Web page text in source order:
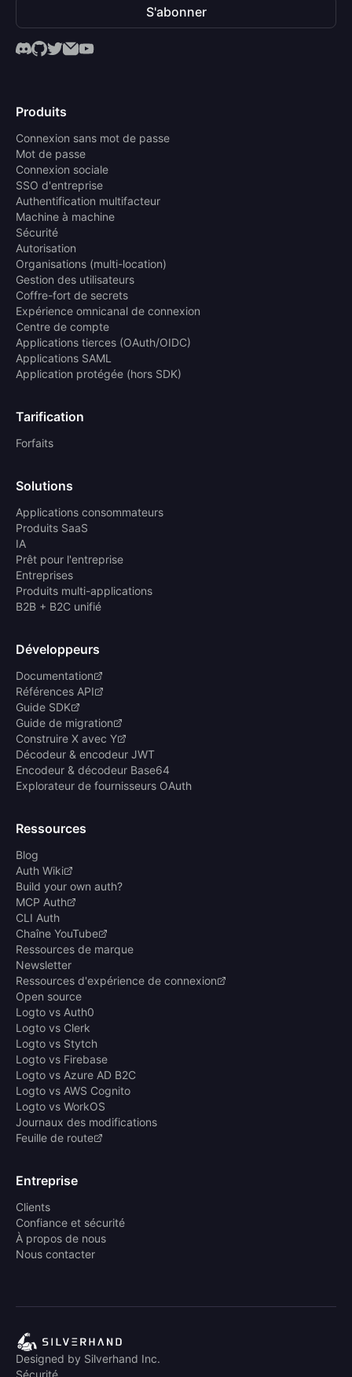
S'abonner
Produits
Connexion sans mot de passe
Mot de passe
Connexion sociale
SSO d'entreprise
Authentification multifacteur
Machine à machine
Sécurité
Autorisation
Organisations (multi-location)
Gestion des utilisateurs
Coffre-fort de secrets
Expérience omnicanal de connexion
Centre de compte
Applications tierces (OAuth/OIDC)
Applications SAML
Application protégée (hors SDK)
Tarification
Forfaits
Solutions
Applications consommateurs
Produits SaaS
IA
Prêt pour l'entreprise
Entreprises
Produits multi-applications
B2B + B2C unifié
Développeurs
Documentation
Références API
Guide SDK
Guide de migration
Construire X avec Y
Décodeur & encodeur JWT
Encodeur & décodeur Base64
Explorateur de fournisseurs OAuth
Ressources
Blog
Auth Wiki
Build your own auth?
MCP Auth
CLI Auth
Chaîne YouTube
Ressources de marque
Newsletter
Ressources d'expérience de connexion
Open source
Logto vs Auth0
Logto vs Clerk
Logto vs Stytch
Logto vs Firebase
Logto vs Azure AD B2C
Logto vs AWS Cognito
Logto vs WorkOS
Journaux des modifications
Feuille de route
Entreprise
Clients
Confiance et sécurité
À propos de nous
Nous contacter
Designed by Silverhand Inc.
Sécurité